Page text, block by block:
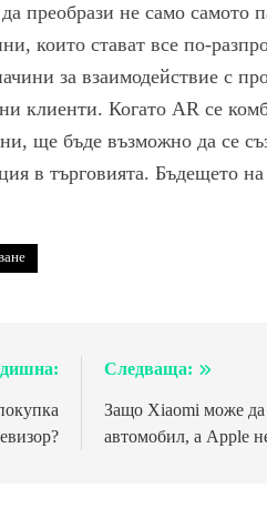
преобрази не само самото
които стават все по-
за взаимодействие с
клиенти. Когато AR се
ще бъде възможно да се
в търговията. Бъдещето
Следваща:
Защо Xiaomi може да
автомобил, а Apple